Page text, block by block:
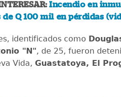
Incendio en
de Q 100 mil en pérdidas
identificados como
"N", de 25, fueron
Vida, Guastatoya, El